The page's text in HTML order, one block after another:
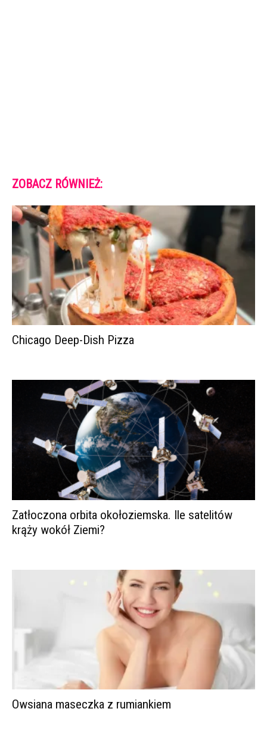
ZOBACZ RÓWNIEŻ:
Chicago Deep-Dish Pizza
Zatłoczona orbita okołoziemska. Ile satelitów
krąży wokół Ziemi?
Owsiana maseczka z rumiankiem